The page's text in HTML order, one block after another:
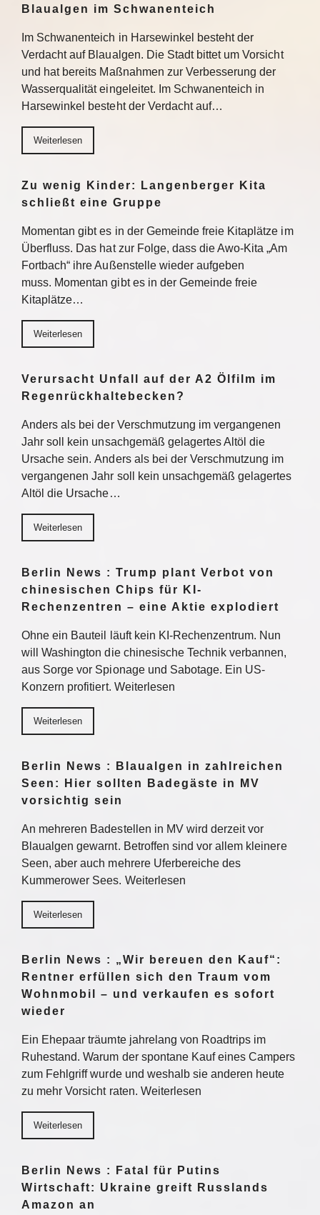
Blaualgen im Schwanenteich
Im Schwanenteich in Harsewinkel besteht der
Verdacht auf Blaualgen. Die Stadt bittet um Vorsicht
und hat bereits Maßnahmen zur Verbesserung der
Wasserqualität eingeleitet. Im Schwanenteich in
Harsewinkel besteht der Verdacht auf…
Weiterlesen
Zu wenig Kinder: Langenberger Kita
schließt eine Gruppe
Momentan gibt es in der Gemeinde freie Kitaplätze im
Überfluss. Das hat zur Folge, dass die Awo-Kita „Am
Fortbach“ ihre Außenstelle wieder aufgeben
muss. Momentan gibt es in der Gemeinde freie
Kitaplätze…
Weiterlesen
Verursacht Unfall auf der A2 Ölfilm im
Regenrückhaltebecken?
Anders als bei der Verschmutzung im vergangenen
Jahr soll kein unsachgemäß gelagertes Altöl die
Ursache sein. Anders als bei der Verschmutzung im
vergangenen Jahr soll kein unsachgemäß gelagertes
Altöl die Ursache…
Weiterlesen
Berlin News : Trump plant Verbot von
chinesischen Chips für KI-
Rechenzentren – eine Aktie explodiert
Ohne ein Bauteil läuft kein KI-Rechenzentrum. Nun
will Washington die chinesische Technik verbannen,
aus Sorge vor Spionage und Sabotage. Ein US-
Konzern profitiert. Weiterlesen
Weiterlesen
Berlin News : Blaualgen in zahlreichen
Seen: Hier sollten Badegäste in MV
vorsichtig sein
An mehreren Badestellen in MV wird derzeit vor
Blaualgen gewarnt. Betroffen sind vor allem kleinere
Seen, aber auch mehrere Uferbereiche des
Kummerower Sees. Weiterlesen
Weiterlesen
Berlin News : „Wir bereuen den Kauf“:
Rentner erfüllen sich den Traum vom
Wohnmobil – und verkaufen es sofort
wieder
Ein Ehepaar träumte jahrelang von Roadtrips im
Ruhestand. Warum der spontane Kauf eines Campers
zum Fehlgriff wurde und weshalb sie anderen heute
zu mehr Vorsicht raten. Weiterlesen
Weiterlesen
Berlin News : Fatal für Putins
Wirtschaft: Ukraine greift Russlands
Amazon an